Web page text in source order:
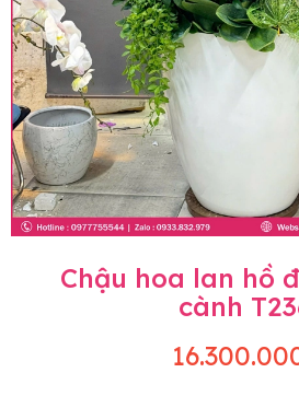
Chậu hoa lan hồ
cành